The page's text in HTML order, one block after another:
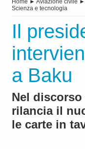
Home ► Aviazione civile ►
Scienza e tecnologia
Il
a Baku
Nel
rilancia il
le carte in